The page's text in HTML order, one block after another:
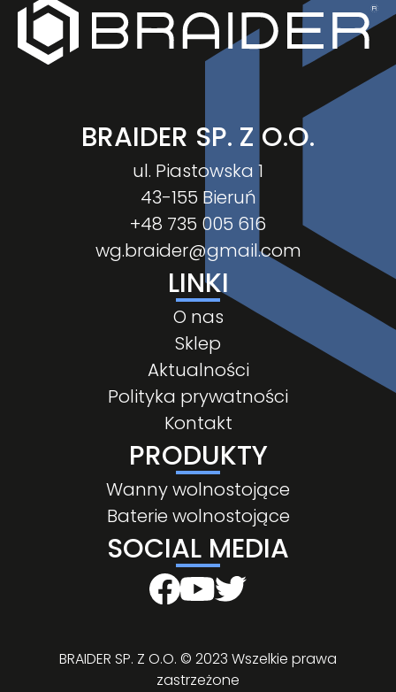
BRAIDER SP. Z O.O.
ul. Piastowska 1
43-155 Bieruń
+48 735 005 616
wg.braider@gmail.com
LINKI
O nas
Sklep
Aktualności
Polityka prywatności
Kontakt
PRODUKTY
Wanny wolnostojące
Baterie wolnostojące
SOCIAL MEDIA
BRAIDER SP. Z O.O. © 2023 Wszelkie prawa
zastrzeżone